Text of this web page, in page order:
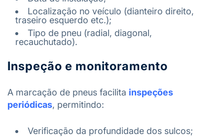
Localização no veículo (dianteiro direito,
traseiro esquerdo etc.);
Tipo de pneu (radial, diagonal,
recauchutado).
Inspeção e monitoramento
A marcação de pneus facilita inspeções
periódicas, permitindo:
Verificação da profundidade dos sulcos;